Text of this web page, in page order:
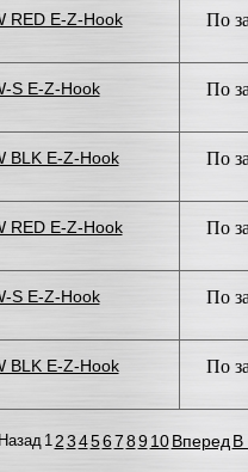
RED E-Z-Hook По
S E-Z-Hook По
BLK E-Z-Hook По
RED E-Z-Hook По
S E-Z-Hook По
BLK E-Z-Hook По
Назад 1 23456789 10 Вперед В